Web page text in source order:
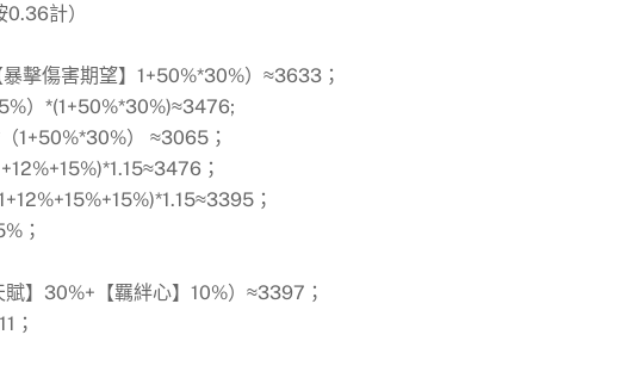
計）
擊傷害期望】1+50%*30%）≈3633；
）*(1+50%*30%)≈3476;
1+50%*30%） ≈3065；
；
；
；
】30%+【羈絆心】10%）≈3397；
；